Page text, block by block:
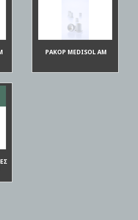
ΡΑΚΟΡ MEDISOL AM